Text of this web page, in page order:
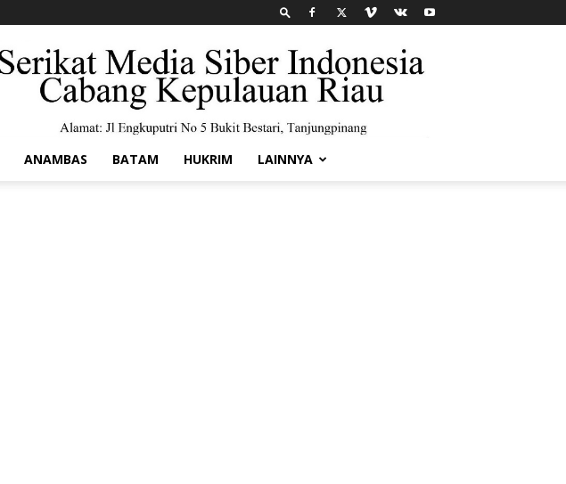
ANAMBAS BATAM HUKRIM LAINNYA